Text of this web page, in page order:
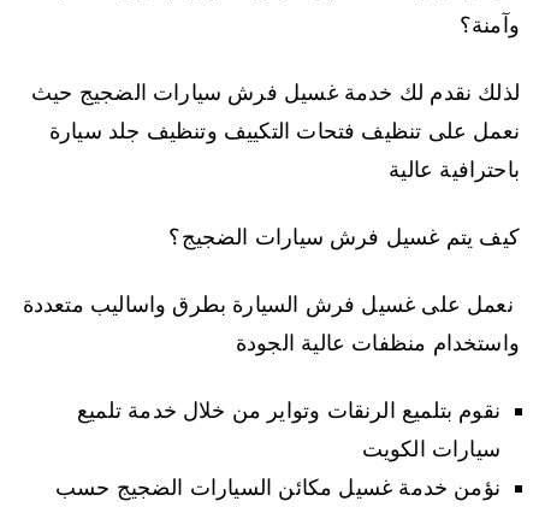
وآمنة؟
لذلك نقدم لك خدمة غسيل فرش سيارات الضجيج حيث
نعمل على تنظيف فتحات التكييف وتنظيف جلد سيارة
باحترافية عالية
كيف يتم غسيل فرش سيارات الضجيج؟
نعمل على غسيل فرش السيارة بطرق واساليب متعددة
واستخدام منظفات عالية الجودة
نقوم بتلميع الرنقات وتواير من خلال خدمة تلميع
سيارات الكويت
نؤمن خدمة غسيل مكائن السيارات الضجيج حسب